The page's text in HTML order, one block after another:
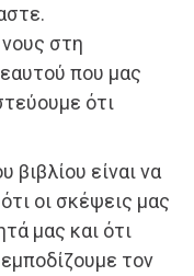
στη
που μας
ότι
είναι να
οι σκέψεις μας
μας και ότι
τον